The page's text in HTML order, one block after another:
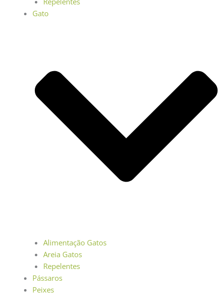
Gato
Alimentação Gatos
Areia Gatos
Repelentes
Pássaros
Peixes